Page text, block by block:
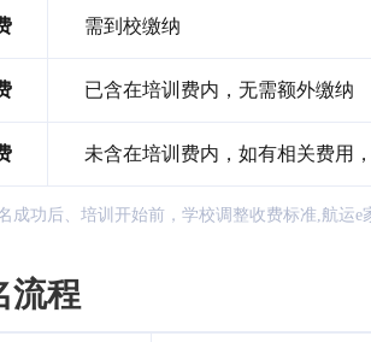
需到校缴纳
已含在培训费内，无需额外缴纳
未含在培训费内，如有相关费用
成功后、培训开始前，学校调整收费标准,航运
流程